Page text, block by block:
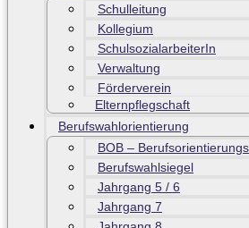
Schulleitung
Kollegium
SchulsozialarbeiterIn
Verwaltung
Förderverein
Elternpflegschaft
Berufswahlorientierung
BOB –
Berufswahlsiegel
Jahrgang 5 / 6
Jahrgang 7